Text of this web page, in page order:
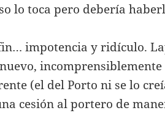
lo toca pero debería
impotencia y ridículo.
(el del Porto ni se lo
cesión al portero de